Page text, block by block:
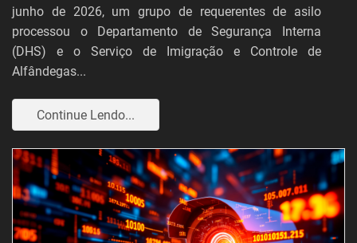
junho de 2026, um grupo de requerentes de asilo
processou o Departamento de Segurança Interna
(DHS) e o Serviço de Imigração e Controle de
Alfândegas...
Continue Lendo...